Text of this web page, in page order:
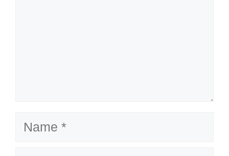
Name